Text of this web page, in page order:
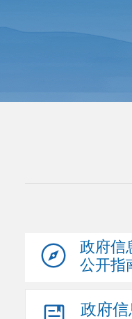
政府信
公开指
政府信